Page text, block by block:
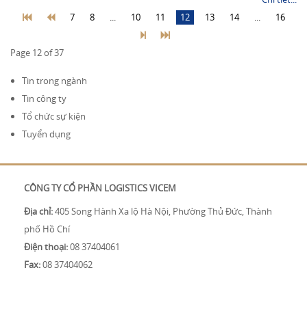
7
8 ... 10 11 12 13 14 ... 16
Page 12 of 37
Tin trong ngành
Tin công ty
Tổ chức sự kiện
Tuyển dụng
CÔNG TY CỔ PHẦN LOGISTICS VICEM
Địa chỉ:405 Song Hành Xa lộ Hà Nội, Phường Thủ Đức, Thành
phố Hồ Chí
Điện thoại:08 37404061
Fax:08 37404062